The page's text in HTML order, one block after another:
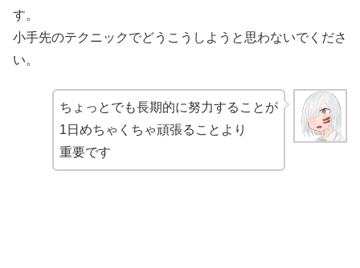
す。
小手先のテクニックでどうこうしようと思わないでくださ
い。
ちょっとでも長期的に努力することが
1日めちゃくちゃ頑張ることより
重要です